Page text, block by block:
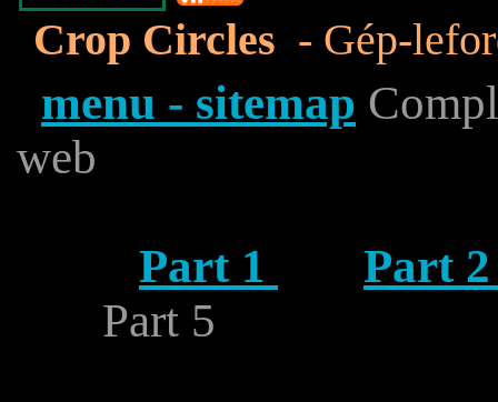
Crop Circles - Gép-
menu - sitemap
web
Part 1
Part
Part 5